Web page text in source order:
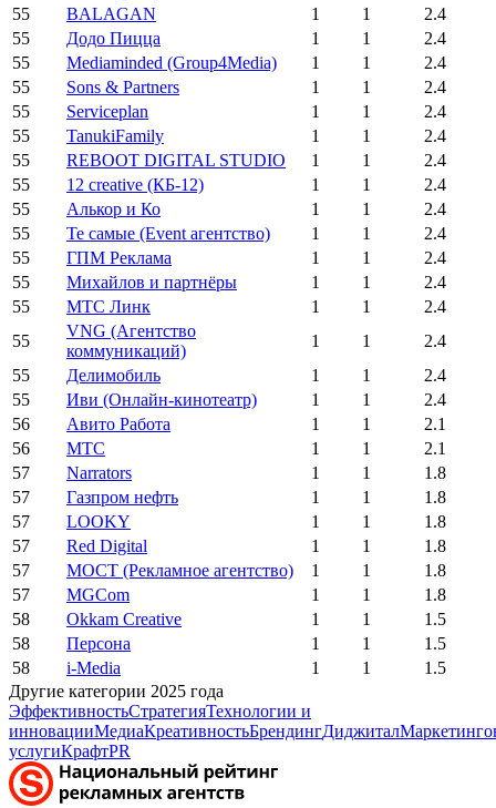
55
BALAGAN 1 1
2.4
55
Додо Пицца 1 1
2.4
55
Mediaminded (Group4Media) 1 1
2.4
55
Sons & Partners 1 1
2.4
55
Serviceplan 1 1
2.4
55
TanukiFamily 1 1
2.4
55
REBOOT DIGITAL STUDIO 1 1
2.4
55
12 creative (КБ-12) 1 1
2.4
55
Алькор и Ко 1 1
2.4
55
Те самые (Event агентство) 1 1
2.4
55
ГПМ Реклама 1 1
2.4
55
Михайлов и партнёры 1 1
2.4
55
МТС Линк 1 1
2.4
55
VNG (Агентство
коммуникаций)
1 1
2.4
55
Делимобиль 1 1
2.4
55
Иви (Онлайн-кинотеатр) 1 1
2.4
56
Авито Работа 1 1
2.1
56
МТС 1 1
2.1
57
Narrators 1 1
1.8
57
Газпром нефть 1 1
1.8
57
LOOKY 1 1
1.8
57
Red Digital 1 1
1.8
57
МОСТ (Рекламное агентство) 1 1
1.8
57
MGCom 1 1
1.8
58
Okkam Creative 1 1
1.5
58
Персона 1 1
1.5
58
i-Media 1 1
1.5
Другие категории 2025 года
ЭффективностьСтратегияТехнологии и
инновацииМедиаКреативностьБрендингДиджитал
услугиКрафтPR